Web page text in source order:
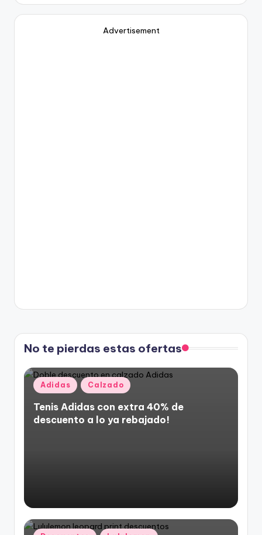
Advertisement
No te pierdas estas ofertas
Posted
in
Adidas Calzado
Tenis Adidas con extra 40% de
descuento a lo ya rebajado!